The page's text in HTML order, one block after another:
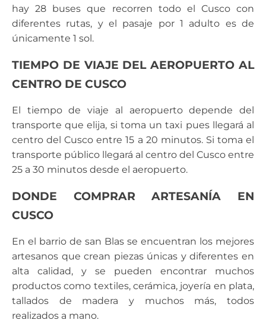
hay 28 buses que recorren todo el Cusco con
diferentes rutas, y el pasaje por 1 adulto es de
únicamente 1 sol.
TIEMPO DE VIAJE DEL AEROPUERTO AL
CENTRO DE CUSCO
El tiempo de viaje al aeropuerto depende del
transporte que elija, si toma un taxi pues llegará al
centro del Cusco entre 15 a 20 minutos. Si toma el
transporte público llegará al centro del Cusco entre
25 a 30 minutos desde el aeropuerto.
DONDE COMPRAR ARTESANÍA EN
CUSCO
En el barrio de san Blas se encuentran los mejores
artesanos que crean piezas únicas y diferentes en
alta calidad, y se pueden encontrar muchos
productos como textiles, cerámica, joyería en plata,
tallados de madera y muchos más, todos
realizados a mano.